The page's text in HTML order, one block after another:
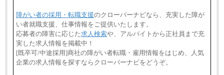
障がい者の採用・転職支援のクローバーナビなら、充実した障が
い者就職支援、仕事情報をご提供いたします。
応募者の障害に応じた求人検索や、アルバイトから正社員まで充
実した求人情報を掲載中！
[既卒可/中途採用]商社の障がい者転職・雇用情報をはじめ、人気
企業の求人情報を探すならクローバーナビをどうぞ。